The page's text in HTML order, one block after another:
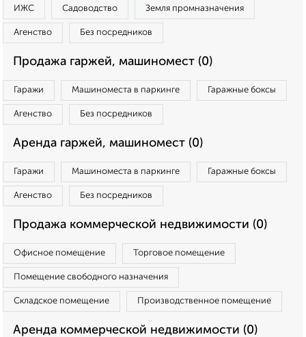
ИЖС Садоводство Земля промназначения
Агенство Без посредников
Продажа гаржей, машиномест (0)
Гаражи Машиноместа в паркинге Гаражные боксы
Агенство Без посредников
Аренда гаржей, машиномест (0)
Гаражи Машиноместа в паркинге Гаражные боксы
Агенство Без посредников
Продажа коммерческой недвижимости (0)
Офисное помещение Торговое помещение
Помещение свободного назначения
Складское помещение Производственное помещение
Аренда коммерческой недвижимости (0)